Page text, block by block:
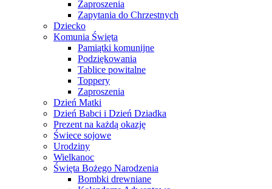
Zaproszenia
Zapytania do Chrzestnych
Dziecko
Komunia Święta
Pamiątki komunijne
Podziękowania
Tablice powitalne
Toppery
Zaproszenia
Dzień Matki
Dzień Babci i Dzień Dziadka
Prezent na każdą okazję
Świece sojowe
Urodziny
Wielkanoc
Święta Bożego Narodzenia
Bombki drewniane